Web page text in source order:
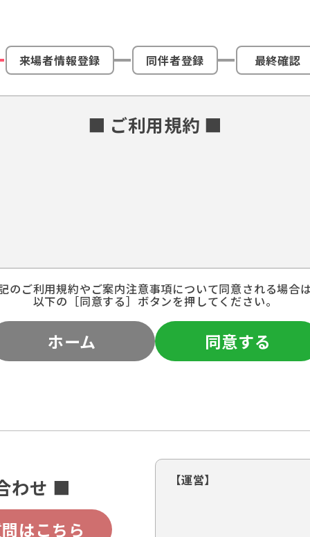
来場者情報登録 同伴者登録 最終確認
■ ご利用規約 ■
のご利用規約やご案内注意事項について同意される場合
以下の［同意する］ボタンを押してください。
ホーム 同意する
わせ ■
はこちら
【運営】